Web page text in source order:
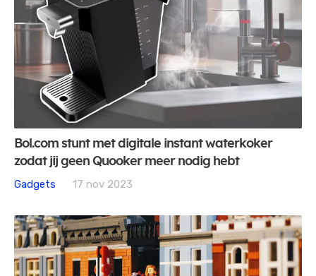
Bol.com stunt met digitale instant waterkoker
zodat jij geen Quooker meer nodig hebt
Gadgets
17 nov 2023